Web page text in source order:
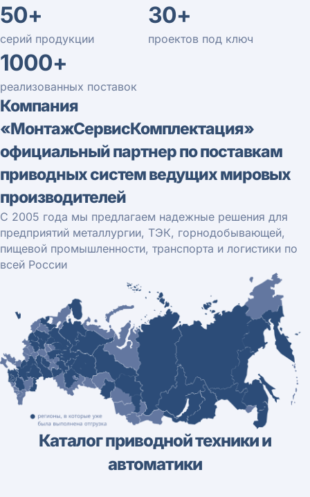
1000+
реализованных поставок
50+
серий продукции
30+
проектов под ключ
Компания
«МонтажСервисКомплектация»
официальный партнер по поставкам
приводных систем ведущих мировых
производителей
С 2005 года мы предлагаем надежные решения для
предприятий металлургии, ТЭК, горнодобывающей,
пищевой промышленности, транспорта и логистики по
всей России
Каталог приводной техники и
автоматики